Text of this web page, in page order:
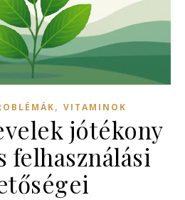
, VITAMINOK
jótékony
felhasználási